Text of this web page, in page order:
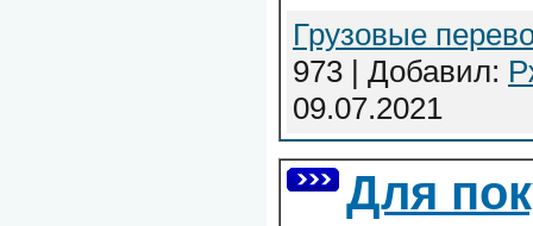
Грузовые
973 | Добавил:
09.07.2021
Для